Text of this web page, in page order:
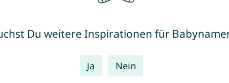
Du weitere Inspirationen für
Ja Nein